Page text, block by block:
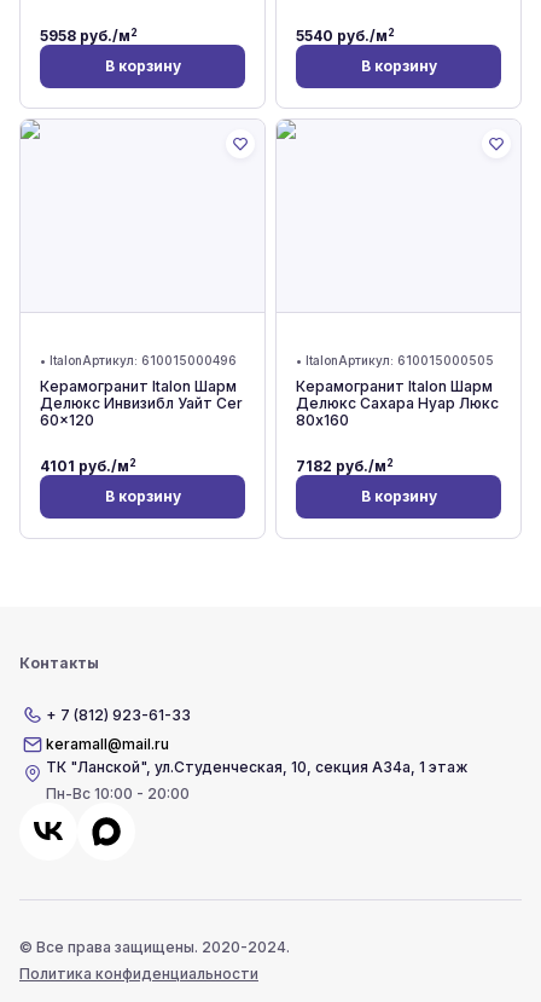
5958 руб./м2
В корзину
5540 руб./м2
В корзину
• ItalonАртикул: 610015000496
Керамогранит Italon Шарм
Делюкс Инвизибл Уайт Cer
60x120
4101 руб./м2
В корзину
• ItalonАртикул: 610015000505
Керамогранит Italon Шарм
Делюкс Сахара Нуар Люкс
80x160
7182 руб./м2
В корзину
Контакты
+ 7 (812) 923-61-33
keramall@mail.ru
ТК "Ланской",ул.Студенческая, 10, секция А34а, 1 этаж
Пн-Вс 10:00 - 20:00
© Все права защищены. 2020-2024.
Политика конфиденциальности